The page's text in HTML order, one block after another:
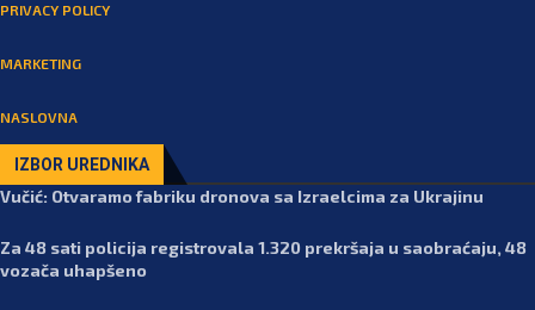
PRIVACY POLICY
MARKETING
NASLOVNA
IZBOR UREDNIKA
Vučić: Otvaramo fabriku dronova sa Izraelcima za Ukrajinu
Za 48 sati policija registrovala 1.320 prekršaja u saobraćaju, 48
vozača uhapšeno